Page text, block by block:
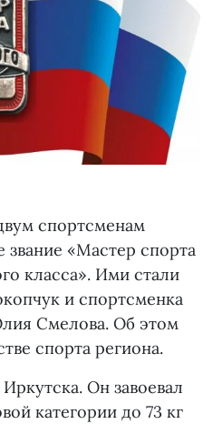
спортсменам
«Мастер спорта
класса». Ими стали
и спортсменка
Смелова. Об этом
спорта региона.
Он завоевал
категории до 73 кг